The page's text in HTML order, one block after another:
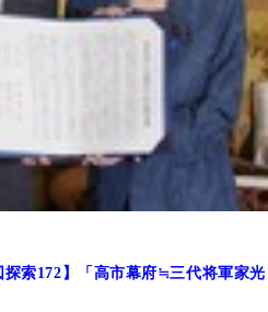
探索172】「高市幕府≒三代将軍家光